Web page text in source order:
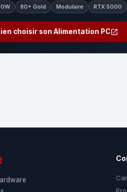
80+ Gold Modulaire RTX 5000
choisir son Alimentation PC